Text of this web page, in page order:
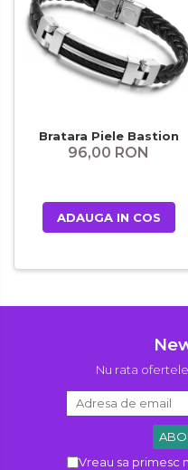
Bratara Piele Bastion
96,00 RON
ADAUGA IN COS
Nu rata
Vreau sa primesc